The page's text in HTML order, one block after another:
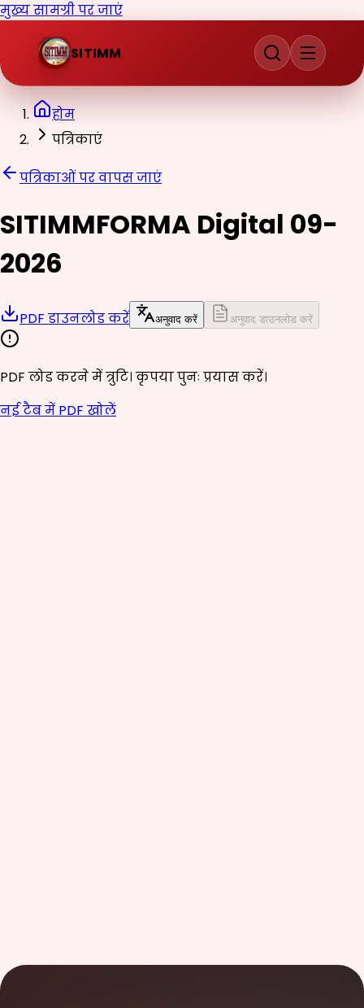
मुख्य सामग्री पर जाएं
SITIMM
होम
पत्रिकाएं
पत्रिकाओं पर वापस जाएं
SITIMMFORMA Digital 09-
2026
PDF डाउनलोड करें अनुवाद करें अनुवाद डाउनलोड करें
PDF लोड करने में त्रुटि। कृपया पुनः प्रयास करें।
नई टैब में PDF खोलें